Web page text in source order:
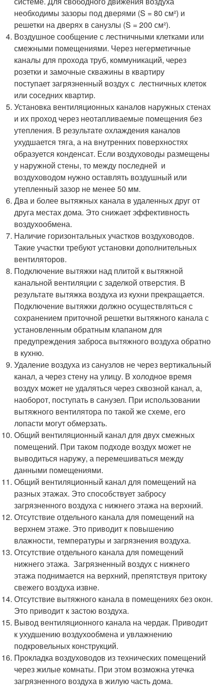
необходимы зазоры под дверями (S = 80 см²) и
решетки на дверях в санузлы (S = 200 см²).
Воздушное сообщение с лестничными клетками или
смежными помещениями. Через негерметичные
каналы для прохода труб, коммуникаций, через
розетки и замочные скважины в квартиру
поступает загрязненный воздух с лестничных клеток
или соседних квартир.
Установка вентиляционных каналов наружных стенах
и их проход через неотапливаемые помещения без
утепления. В результате охлаждения каналов
ухудшается тяга, а на внутренних поверхностях
образуется конденсат. Если воздуховоды размещены
у наружной стены, то между последней и
воздуховодом нужно оставлять воздушный или
утепленный зазор не менее 50 мм.
Два и более вытяжных канала в удаленных друг от
друга местах дома. Это снижает эффективность
воздухообмена.
Наличие горизонтальных участков воздуховодов.
Такие участки требуют установки дополнительных
вентиляторов.
Подключение вытяжки над плитой к вытяжной
канальной вентиляции с заделкой отверстия. В
результате вытяжка воздуха из кухни прекращается.
Подключение вытяжки должно осуществляться с
сохранением приточной решетки вытяжного канала с
установленным обратным клапаном для
предупреждения заброса вытяжного воздуха обратно
в кухню.
Удаление воздуха из санузлов не через вертикальный
канал, а через стену на улицу. В холодное время
воздух может не удаляться через сквозной канал, а,
наоборот, поступать в санузел. При использовании
вытяжного вентилятора по такой же схеме, его
лопасти могут обмерзать.
Общий вентиляционный канал для двух смежных
помещений. При таком подходе воздух может не
выводиться наружу, а перемешиваться между
данными помещениями.
Общий вентиляционный канал для помещений на
разных этажах. Это способствует забросу
загрязненного воздуха с нижнего этажа на верхний.
Отсутствие отдельного канала для помещений на
верхнем этаже. Это приводит к повышению
влажности, температуры и загрязнения воздуха.
Отсутствие отдельного канала для помещений
нижнего этажа. Загрязненный воздух с нижнего
этажа поднимается на верхний, препятствуя притоку
свежего воздуха извне.
Отсутствие вытяжного канала в помещениях без окон.
Это приводит к застою воздуха.
Вывод вентиляционного канала на чердак. Приводит
к ухудшению воздухообмена и увлажнению
подкровельных конструкций.
Прокладка воздуховодов из технических помещений
через жилые комнаты. При этом возможна утечка
загрязненного воздуха в жилую часть дома.